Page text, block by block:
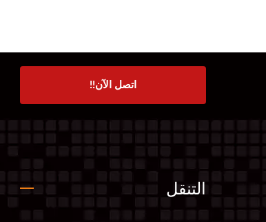
اتصل الآن!!
التنقل